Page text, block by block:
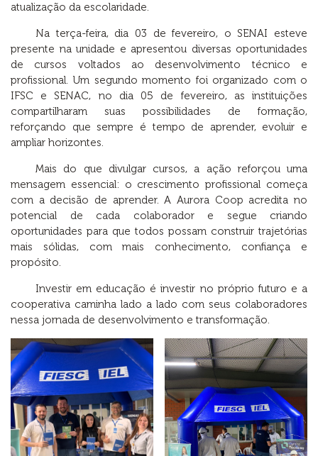
atualização da escolaridade.
Na terça-feira, dia 03 de fevereiro, o SENAI esteve
presente na unidade e apresentou diversas oportunidades
de cursos voltados ao desenvolvimento técnico e
profissional. Um segundo momento foi organizado com o
IFSC e SENAC, no dia 05 de fevereiro, as instituições
compartilharam suas possibilidades de formação,
reforçando que sempre é tempo de aprender, evoluir e
ampliar horizontes.
Mais do que divulgar cursos, a ação reforçou uma
mensagem essencial: o crescimento profissional começa
com a decisão de aprender. A Aurora Coop acredita no
potencial de cada colaborador e segue criando
oportunidades para que todos possam construir trajetórias
mais sólidas, com mais conhecimento, confiança e
propósito.
Investir em educação é investir no próprio futuro e a
cooperativa caminha lado a lado com seus colaboradores
nessa jornada de desenvolvimento e transformação.